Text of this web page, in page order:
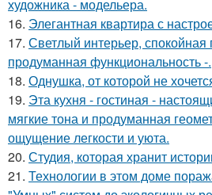
художника - модельера.
16. Элегантная квартира с
17. Светлый интерьер, спокойная
продуманная функциональность -.
18. Однушка, от которой не
19. Эта кухня - гостиная -
мягкие тона и продуманная
ощущение легкости и уюта.
20. Студия, которая хранит
21. Технологии в этом доме